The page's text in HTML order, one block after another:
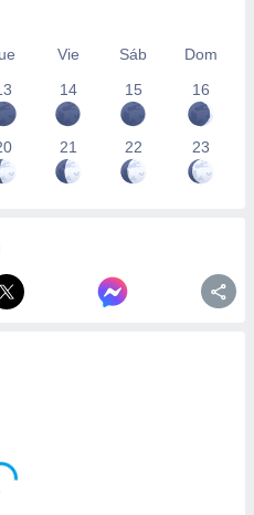
Vie Sáb
Dom
14 15 16
21 22 23